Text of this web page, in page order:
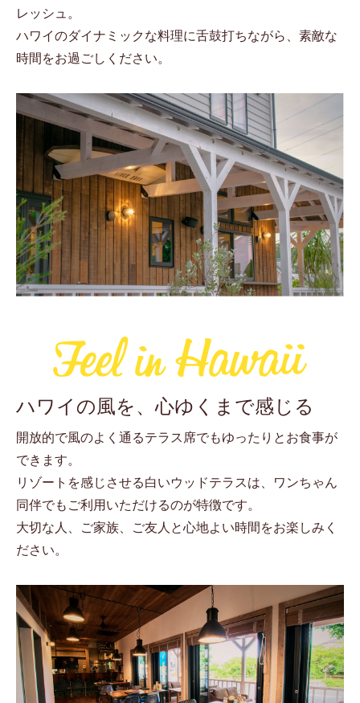
レッシュ。
ハワイのダイナミックな料理に舌鼓打ちながら、素敵な
時間をお過ごしください。
ハワイの風を、心ゆくまで感じる
開放的で風のよく通るテラス席でもゆったりとお食事が
できます。
リゾートを感じさせる白いウッドテラスは、ワンちゃん
同伴でもご利用いただけるのが特徴です。
大切な人、ご家族、ご友人と心地よい時間をお楽しみく
ださい。